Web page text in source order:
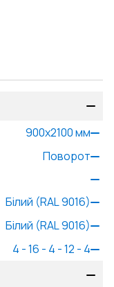
900x2100мм
Поворот
Білий (RAL 9016)
Білий (RAL 9016)
4 - 16 - 4 - 12 - 4